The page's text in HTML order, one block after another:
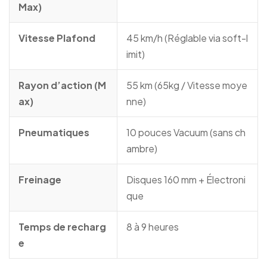
Max)
Vitesse Plafond
45 km/h (Réglable via soft-l
imit)
Rayon d’action (M
ax)
55 km (65kg / Vitesse moye
nne)
Pneumatiques
10 pouces Vacuum (sans ch
ambre)
Freinage
Disques 160 mm + Électroni
que
Temps de recharg
e
8 à 9 heures